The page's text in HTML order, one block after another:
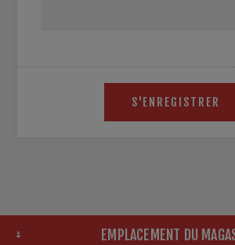
S'ENREGISTRER
EMPLACEMENT DU